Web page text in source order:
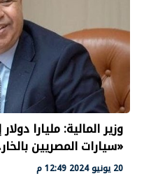
وزير المالية: مليارا
«سيارات المصريين
20 يونيو 2024 12:49 م